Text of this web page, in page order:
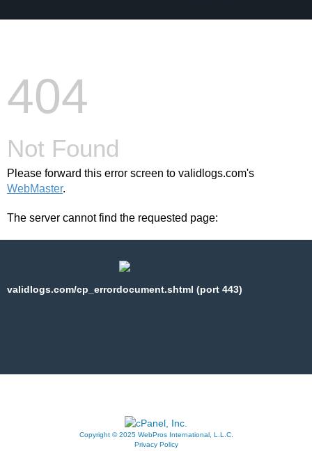
404
Not Found
Please forward this error screen to validlogs.com's
WebMaster.
The server cannot find the requested page:
validlogs.com/cp_errordocument.shtml (port 443)
Copyright © 2025 WebPros International, L.L.C.
Privacy Policy